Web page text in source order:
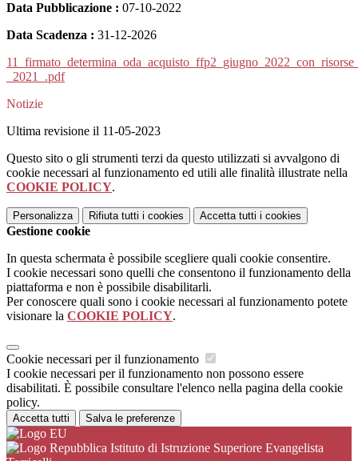
Data Pubblicazione : 07-10-2022
Data Scadenza : 31-12-2026
_2021_.pdf
Notizie
Ultima revisione il 11-05-2023
Questo sito o gli strumenti terzi da questo utilizzati si avvalgono di
cookie necessari al funzionamento ed utili alle finalità illustrate nella
COOKIE POLICY.
Personalizza Rifiuta tutti i cookies Accetta tutti i cookies
Gestione cookie
In questa schermata è possibile scegliere quali cookie consentire.
I cookie necessari sono quelli che consentono il funzionamento della
piattaforma e non è possibile disabilitarli.
Per conoscere quali sono i cookie necessari al funzionamento potete
visionare la COOKIE POLICY.
Cookie necessari per il funzionamento
I cookie necessari per il funzionamento non possono essere
disabilitati. È possibile consultare l'elenco nella pagina della cookie
policy.
Accetta tutti Salva le preferenze
Istituto di Istruzione Superiore Evangelista